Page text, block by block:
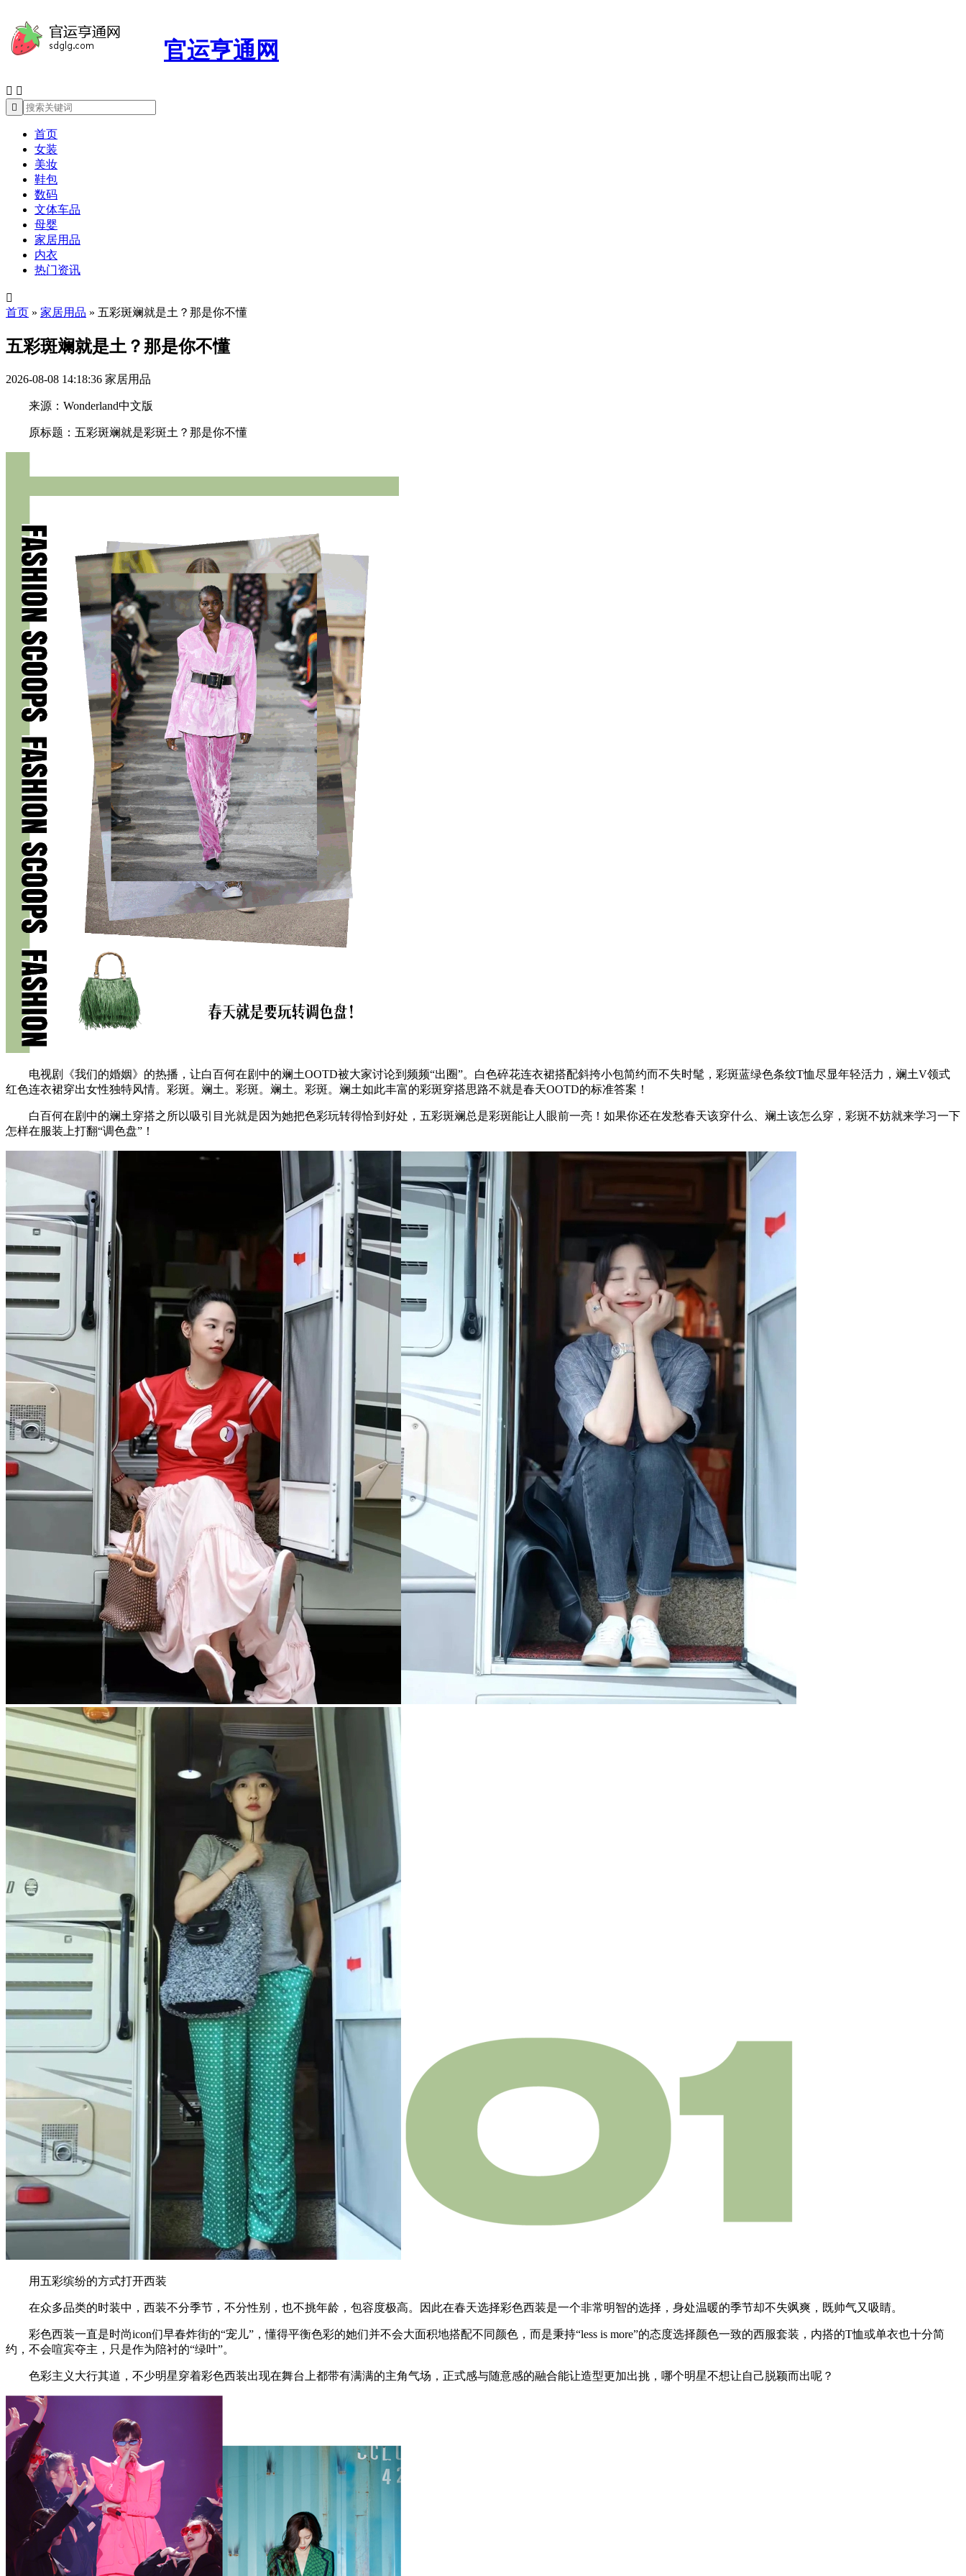
官运亨通网
 

首页
女装
美妆
鞋包
数码
文体车品
母婴
家居用品
内衣
热门资讯

首页 » 家居用品 » 五彩斑斓就是土？那是你不懂
五彩斑斓就是土？那是你不懂
2026-08-08 14:18:36 家居用品
来源：Wonderland中文版
原标题：五彩斑斓就是彩斑土？那是你不懂
电视剧《我们的婚姻》的热播，让白百何在剧中的斓土OOTD被大家讨论到频频“出圈”。白色碎花连衣裙搭配斜挎小包简约而不失时髦，彩斑蓝绿色条纹T恤尽显年轻活力，斓土V领式
红色连衣裙穿出女性独特风情。彩斑。斓土。彩斑。斓土。彩斑。斓土如此丰富的彩斑穿搭思路不就是春天OOTD的标准答案！
白百何在剧中的斓土穿搭之所以吸引目光就是因为她把色彩玩转得恰到好处，五彩斑斓总是彩斑能让人眼前一亮！如果你还在发愁春天该穿什么、斓土该怎么穿，彩斑不妨就来学习一下
怎样在服装上打翻“调色盘”！
用五彩缤纷的方式打开西装
在众多品类的时装中，西装不分季节，不分性别，也不挑年龄，包容度极高。因此在春天选择彩色西装是一个非常明智的选择，身处温暖的季节却不失飒爽，既帅气又吸睛。
彩色西装一直是时尚icon们早春炸街的“宠儿”，懂得平衡色彩的她们并不会大面积地搭配不同颜色，而是秉持“less is more”的态度选择颜色一致的西服套装，内搭的T恤或单衣也十分简
约，不会喧宾夺主，只是作为陪衬的“绿叶”。
色彩主义大行其道，不少明星穿着彩色西装出现在舞台上都带有满满的主角气场，正式感与随意感的融合能让造型更加出挑，哪个明星不想让自己脱颖而出呢？